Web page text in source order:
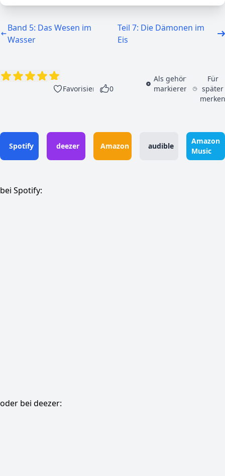
Band 5: Das Wesen im
Wasser
Teil 7: Die Dämonen im
Eis
Favorisieren 0
Als gehört
markieren
Für
später
Spotify deezer Amazon audible
Amazon
Music
bei Spotify:
oder bei deezer: